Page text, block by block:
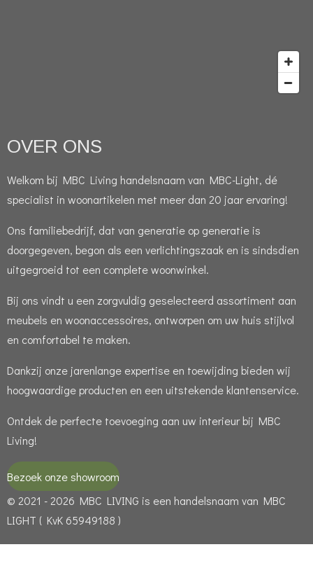
OVER ONS
Welkom bij MBC Living handelsnaam van MBC-Light, dé
specialist in woonartikelen met meer dan 20 jaar ervaring!
Ons familiebedrijf, dat van generatie op generatie is
doorgegeven, begon als een verlichtingszaak en is sindsdien
uitgegroeid tot een complete woonwinkel.
Bij ons vindt u een zorgvuldig geselecteerd assortiment aan
meubels en woonaccessoires, ontworpen om uw huis stijlvol
en comfortabel te maken.
Dankzij onze jarenlange expertise en toewijding bieden wij
hoogwaardige producten en een uitstekende klantenservice.
Ontdek de perfecte toevoeging aan uw interieur bij MBC
Living!
Bezoek onze showroom
© 2021 - 2026 MBC LIVING is een handelsnaam van MBC
LIGHT ( KvK 65949188 )